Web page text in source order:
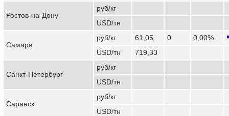
Ростов-на-Дону
руб/кг
USD/тн
Самара
руб/кг 61,05 0
0,00%
USD/тн
719,33
Санкт-Петербург
руб/кг
USD/тн
Саранск
руб/кг
USD/тн